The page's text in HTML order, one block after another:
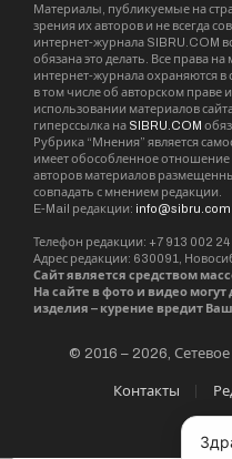
Материалы, публикуемые на
зрения их авторов и не всегда
интернет-журнала SIBRU.COM
обязана это делать. Все права
интернет-журнала охраняются в
в том числе об авторском
использовании материалов
гиперссылка на SIBRU.COM
Рубрика “Мнения” является
имеет обособленное
авторов материалов
совпадать с мнением редакции.
E-Mail редакции: info@sibru.com
Телефон редакции: +7 913 002 24
Адрес редакции: 630091,
Сайт является средством
На сайте в фото и видео
изделия – курение вредит
© 2016 – 2026,
Контакты